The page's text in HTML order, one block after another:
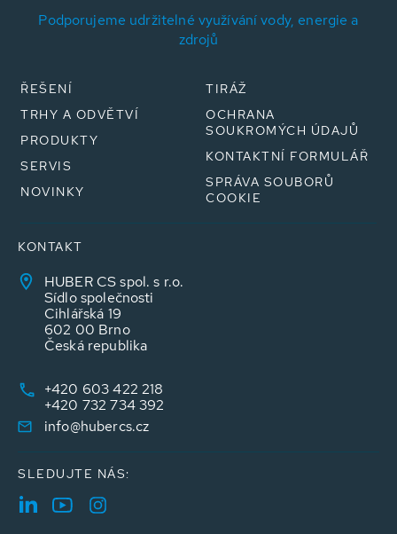
Podporujeme udržitelné využívání vody, energie a
zdrojů
ŘEŠENÍ
TRHY A ODVĚTVÍ
PRODUKTY
SERVIS
NOVINKY
TIRÁŽ
OCHRANA
SOUKROMÝCH ÚDAJŮ
KONTAKTNÍ FORMULÁŘ
SPRÁVA SOUBORŮ
COOKIE
KONTAKT
HUBER CS spol. s r.o.
Sídlo společnosti
Cihlářská 19
602 00 Brno
Česká republika
+420 603 422 218
+420 732 734 392
info@hubercs.cz
SLEDUJTE NÁS: